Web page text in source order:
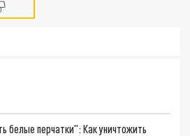
белые перчатки": Как уничтожить